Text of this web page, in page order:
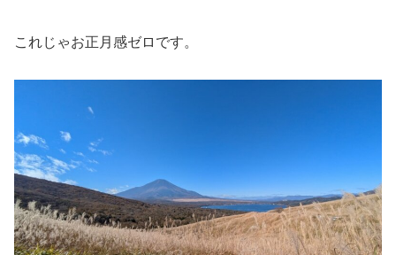
これじゃお正月感ゼロです。